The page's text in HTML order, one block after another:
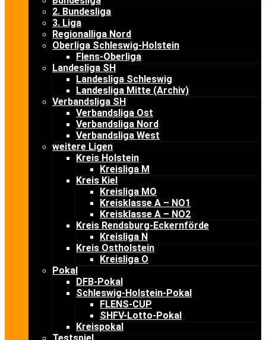
2. Bundesliga
3. Liga
Regionalliga Nord
Oberliga Schleswig-Holstein
Flens-Oberliga
Landesliga SH
Landesliga Schleswig
Landesliga Mitte (Archiv)
Verbandsliga SH
Verbandsliga Ost
Verbandsliga Nord
Verbandsliga West
weitere Ligen
Kreis Holstein
Kreisliga M
Kreis Kiel
Kreisliga MO
Kreisklasse A – NO1
Kreisklasse A – NO2
Kreis Rendsburg-Eckernförde
Kreisliga N
Kreis Ostholstein
Kreisliga O
Pokal
DFB-Pokal
Schleswig-Holstein-Pokal
FLENS-CUP
SHFV-Lotto-Pokal
Kreispokal